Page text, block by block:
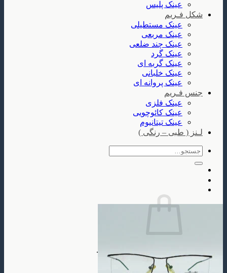
عینک پلیس
شکل فـریم
عینک مستطیلی
عینک مربعی
عینک چند ضلعی
عینک گرد
عینک گربه ای
عینک خلبانی
عینک پروانه ای
جنس فـریم
عینک فلزی
عینک کائوچویی
عینک تیتانیوم
لـنز ( طبی – رنگی )
جستجو
بازگشت به فروشگاه